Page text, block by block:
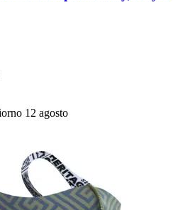
12 agosto